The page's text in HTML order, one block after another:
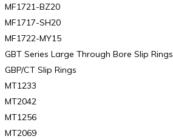
MF1721-BZ20
MF1717-SH20
MF1722-MY15
GBT Series Large Through Bore Slip Rings
GBP/CT Slip Rings
MT1233
MT2042
MT1256
MT2069